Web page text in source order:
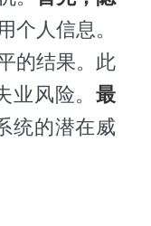
个人信息。
的结果。此
业风险。最
统的潜在威